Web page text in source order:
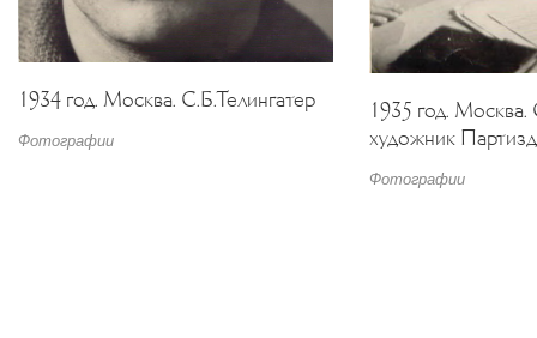
1934 год. Москва. С.Б.Телингатер
Фотографии
1935 год. Москва.
художник
Фотографии